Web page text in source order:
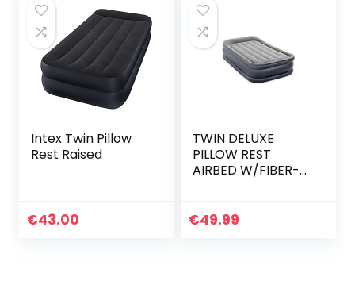
Intex Twin Pillow
Rest Raised
€43.00
TWIN DELUXE
PILLOW REST
AIRBED W/FIBER-
€49.99